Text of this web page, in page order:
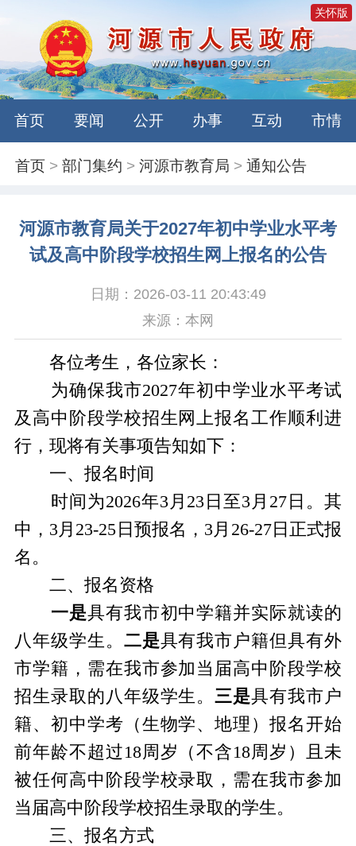
关怀版
首页 要闻 公开 办事 互动 市情
首页 >部门集约 >河源市教育局 >通知公告
河源市教育局关于2027年初中学业水平考
试及高中阶段学校招生网上报名的公告
日期：2026-03-11 20:43:49
来源：本网
各位考生，各位家长：
为确保我市2027年初中学业水平考试
及高中阶段学校招生网上报名工作顺利进
行，现将有关事项告知如下：
一、报名时间
时间为2026年3月23日至3月27日。其
中，3月23-25日预报名，3月26-27日正式报
名。
二、报名资格
一是具有我市初中学籍并实际就读的
八年级学生。 二是具有我市户籍但具有外
市学籍，需在我市参加当届高中阶段学校
招生录取的八年级学生。三是具有我市户
籍、初中学考（生物学、地理）报名开始
前年龄不超过18周岁（不含18周岁）且未
被任何高中阶段学校录取，需在我市参加
当届高中阶段学校招生录取的学生。
三、报名方式